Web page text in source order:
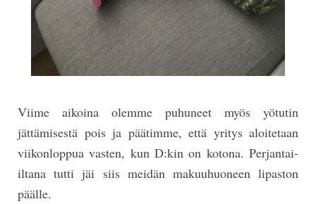
Viime aikoina olemme puhuneet myös yötutin
jättämisestä pois ja päätimme, että yritys aloitetaan
viikonloppua vasten, kun D:kin on kotona. Perjantai-
iltana tutti jäi siis meidän makuuhuoneen lipaston
päälle.